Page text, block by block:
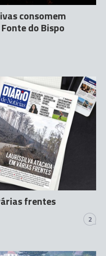
consomem
do Bispo
frentes
2